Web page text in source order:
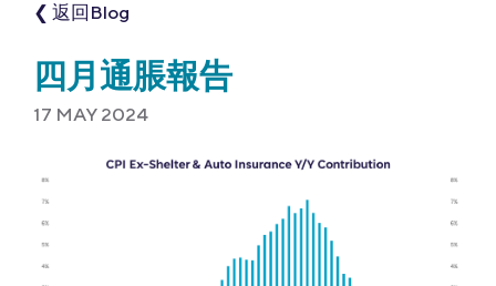
❮ 返回Blog
四月通脹報告
17 MAY 2024